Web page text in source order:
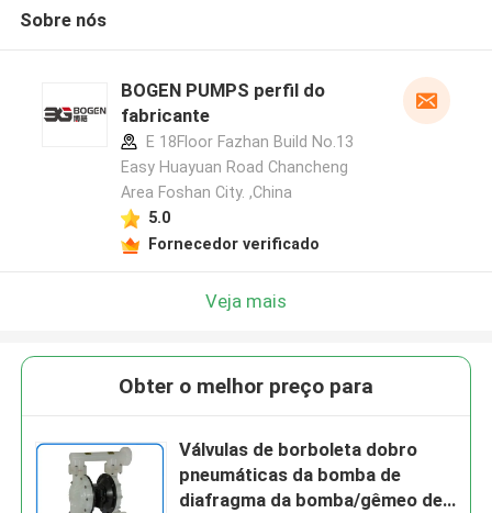
Sobre nós
BOGEN PUMPS perfil do
fabricante
E 18Floor Fazhan Build No.13
Easy Huayuan Road Chancheng
Area Foshan City. ,China
5.0
Fornecedor verificado
Veja mais
Obter o melhor preço para
Válvulas de borboleta dobro
pneumáticas da bomba de
diafragma da bomba/gêmeo de